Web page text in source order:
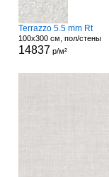
Terrazzo 5.5 mm Rt
100x300 см, пол/стены
14837 р/м²